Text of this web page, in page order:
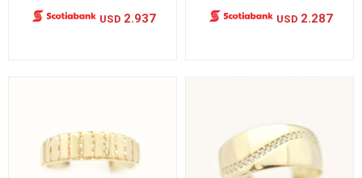
USD 2.937 USD 2.287